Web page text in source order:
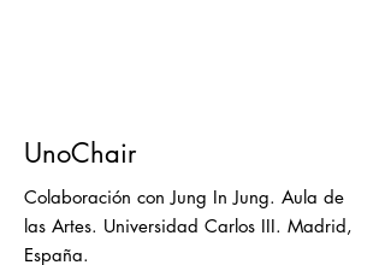
UnoChair
Colaboración con Jung In Jung. Aula de
las Artes. Universidad Carlos III. Madrid,
España.